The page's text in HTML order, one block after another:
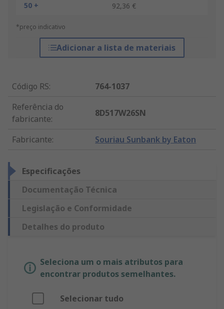
50 +
92,36 €
*preço indicativo
Adicionar a lista de materiais
Código RS:
764-1037
Referência do
fabricante:
8D517W26SN
Fabricante: Souriau Sunbank by Eaton
Especificações
Documentação Técnica
Legislação e Conformidade
Detalhes do produto
Seleciona um o mais atributos para
encontrar produtos semelhantes.
Selecionar tudo